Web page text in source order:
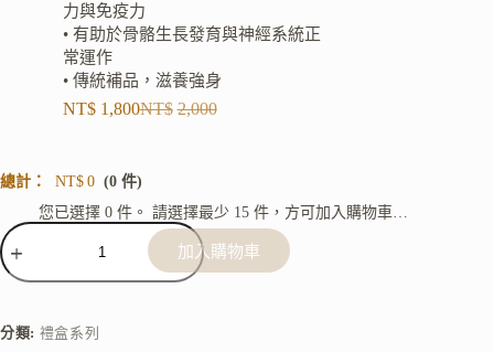
力與免疫力
• 有助於骨骼生長發育與神經系統正
常運作
• 傳統補品，滋養強身
NT$ 2,000
NT$ 1,800
總計： NT$ 0 (0 件)
您已選擇 0 件。 請選擇最少 15 件，方可加入購物車…
加入購物車
t分類: 禮盒系列